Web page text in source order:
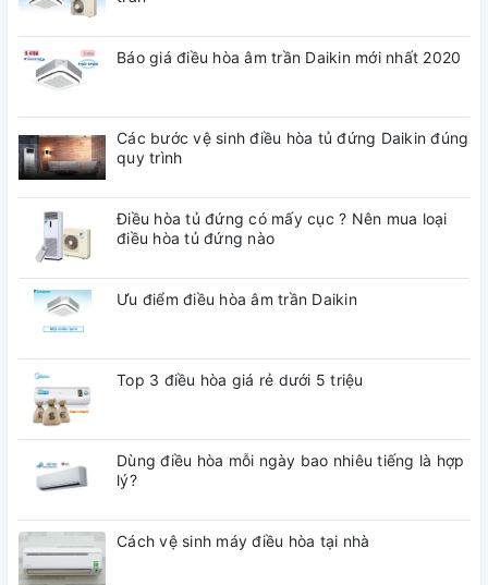
Báo giá điều hòa âm trần Daikin mới nhất 2020
Các bước vệ sinh điều hòa tủ đứng Daikin đúng
quy trình
Điều hòa tủ đứng có mấy cục ? Nên mua loại
điều hòa tủ đứng nào
Ưu điểm điều hòa âm trần Daikin
Top 3 điều hòa giá rẻ dưới 5 triệu
Dùng điều hòa mỗi ngày bao nhiêu tiếng là hợp
lý?
Cách vệ sinh máy điều hòa tại nhà